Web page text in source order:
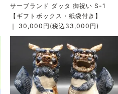
サーブランド ダッタ 御祝い S-1
【ギフトボックス・紙袋付き】
｜ 30,000円(税込33,000円)